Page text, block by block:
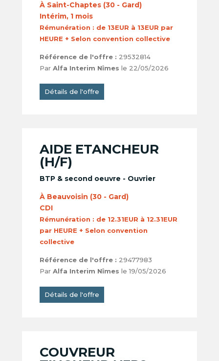
À Saint-Chaptes (30 - Gard)
Intérim, 1 mois
Rémunération : de 13EUR à 13EUR par
HEURE + Selon convention collective
Référence de l'offre : 29532814
Par Alfa Interim Nîmes le 22/05/2026
Détails de l'offre
AIDE ETANCHEUR
(H/F)
BTP & second oeuvre - Ouvrier
À Beauvoisin (30 - Gard)
CDI
Rémunération : de 12.31EUR à 12.31EUR
par HEURE + Selon convention
collective
Référence de l'offre : 29477983
Par Alfa Interim Nîmes le 19/05/2026
Détails de l'offre
COUVREUR